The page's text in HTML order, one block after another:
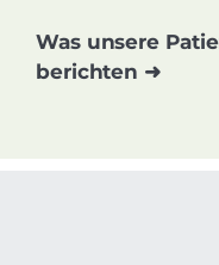
Was unsere
berichten ➜